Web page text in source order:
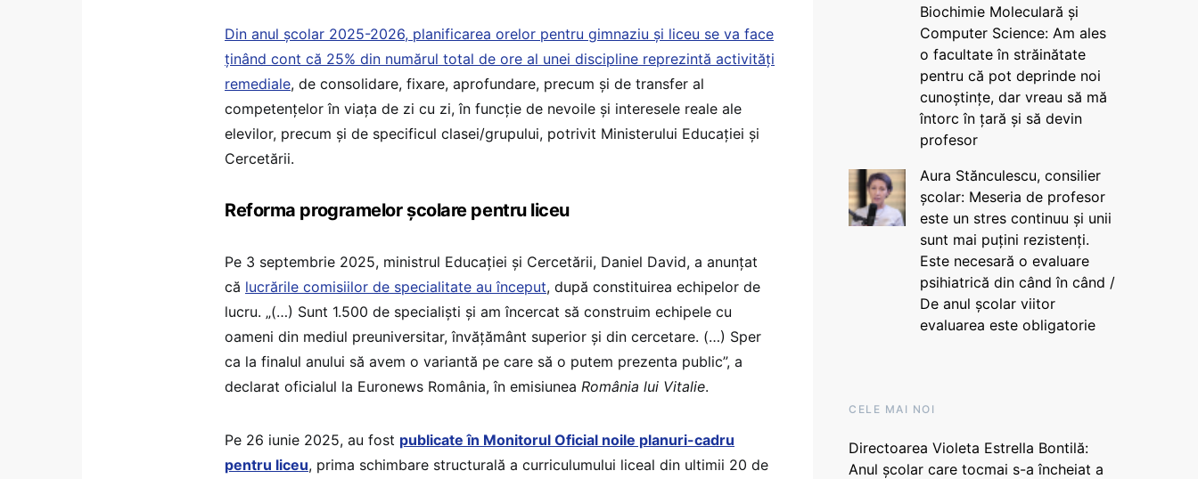
Din anul școlar 2025-2026, planificarea orelor pentru gimnaziu și liceu se va face
ținând cont că 25% din numărul total de ore al unei discipline reprezintă activități
remediale, de consolidare, fixare, aprofundare, precum şi de transfer al
competenţelor în viaţa de zi cu zi, în funcție de nevoile şi interesele reale ale
elevilor, precum şi de specificul clasei/grupului, potrivit Ministerului Educației și
Cercetării.
Reforma programelor școlare pentru liceu
Pe 3 septembrie 2025, ministrul Educației și Cercetării, Daniel David, a anunțat
că lucrările comisiilor de specialitate au început, după constituirea echipelor de
lucru. „(…) Sunt 1.500 de specialiști și am încercat să construim echipele cu
oameni din mediul preuniversitar, învățământ superior și din cercetare. (…) Sper
ca la finalul anului să avem o variantă pe care să o putem prezenta public”, a
declarat oficialul la Euronews România, în emisiunea România lui Vitalie.
Pe 26 iunie 2025, au fost publicate în Monitorul Oficial noile planuri-cadru
pentru liceu, prima schimbare structurală a curriculumului liceal din ultimii 20 de
Biochimie Moleculară și
Computer Science: Am ales
o facultate în străinătate
pentru că pot deprinde noi
cunoștințe, dar vreau să mă
întorc în țară și să devin
profesor
Aura Stănculescu, consilier
școlar: Meseria de profesor
este un stres continuu și unii
sunt mai puțini rezistenți.
Este necesară o evaluare
psihiatrică din când în când /
De anul școlar viitor
evaluarea este obligatorie
CELE MAI NOI
Directoarea Violeta Estrella Bontilă:
Anul școlar care tocmai s-a încheiat a